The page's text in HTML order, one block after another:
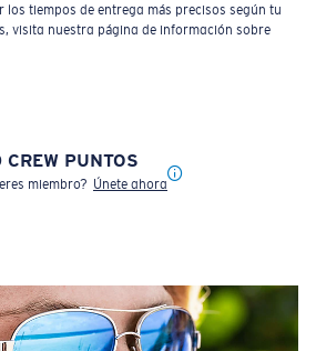
tiempos de entrega más precisos según tu
visita nuestra página de información sobre
CREW PUNTOS
miembro? Únete ahora